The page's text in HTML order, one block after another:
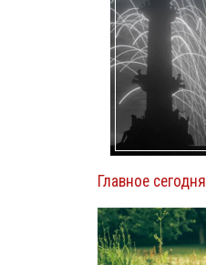
Главное сегодня